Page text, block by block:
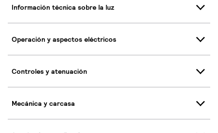
Información técnica sobre la luz
Operación y aspectos eléctricos
Controles y atenuación
Mecánica y carcasa